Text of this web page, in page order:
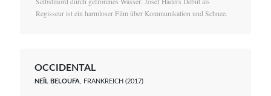
Regisseur ist ein harmloser Film über Kommunikation und Schnee.
OCCIDENTAL
NEÏL BELOUFA , FRANKREICH (2017)